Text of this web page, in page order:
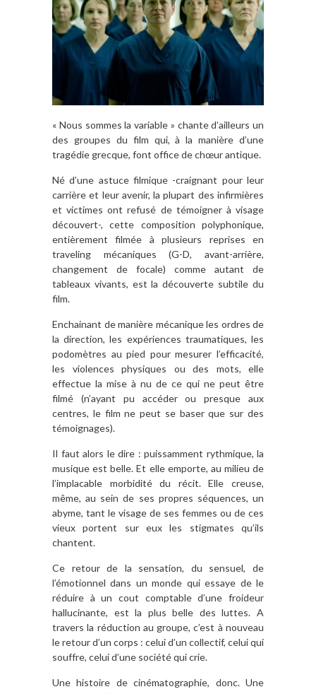
« Nous sommes la variable » chante d’ailleurs un
des groupes du film qui, à la manière d’une
tragédie grecque, font office de chœur antique.
Né d’une astuce filmique -craignant pour leur
carrière et leur avenir, la plupart des infirmières
et victimes ont refusé de témoigner à visage
découvert-, cette composition polyphonique,
entièrement filmée à plusieurs reprises en
traveling mécaniques (G-D, avant-arrière,
changement de focale) comme autant de
tableaux vivants, est la découverte subtile du
film.
Enchainant de manière mécanique les ordres de
la direction, les expériences traumatiques, les
podomètres au pied pour mesurer l’efficacité,
les violences physiques ou des mots, elle
effectue la mise à nu de ce qui ne peut être
filmé (n’ayant pu accéder ou presque aux
centres, le film ne peut se baser que sur des
témoignages).
Il faut alors le dire : puissamment rythmique, la
musique est belle. Et elle emporte, au milieu de
l’implacable morbidité du récit. Elle creuse,
même, au sein de ses propres séquences, un
abyme, tant le visage de ses femmes ou de ces
vieux portent sur eux les stigmates qu’ils
chantent.
Ce retour de la sensation, du sensuel, de
l’émotionnel dans un monde qui essaye de le
réduire à un cout comptable d’une froideur
hallucinante, est la plus belle des luttes. A
travers la réduction au groupe, c’est à nouveau
le retour d’un corps : celui d’un collectif, celui qui
souffre, celui d’une société qui crie.
Une histoire de cinématographie, donc. Une